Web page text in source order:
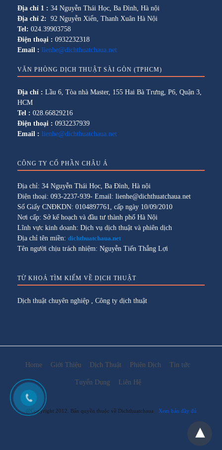
Địa chỉ 1 : 34 Nguyễn Thái Học, Ba Đình, Hà nội
Địa chỉ 2: 92 Nguyễn Xiển, Thanh Xuân Hà Nội
Tel: 024.39903758
Điện thoại : 0932232318
Email : lienhe@dichthuatchaua.net
VĂN PHÒNG DỊCH THUẬT SÀI GÒN (TPHCM)
Địa chỉ : Lầu 6, Tòa nhà Master, 155 Hai Bà Trưng, P6, Quận 3,
HCM
Tel : 028.66829216
Điện thoại : 0932237939
Email : lienhe@dichthuatchaua.net
CÔNG TY CỔ PHẦN CHÂU Á
Địa chỉ: 34 Nguyễn Thái Học, Ba Đình, Hà nội
Điện thoại: 093-2237-939- Email: lienhe@dichthuatchaua.net
Số Giấy CNĐKDN: 0104897761, cấp ngày 10/09/2010
Nơi cấp: Sở kế hoạch và đầu tư thành phố Hà Nội
Lĩnh vực kinh doanh: Dịch vụ dịch thuật và phiên dịch
Địa chỉ tên miền: dichthuatchaua.net
Tên người chịu trách nhiệm: Nguyễn Tiến Thắng Lợi
TỪ KHOÁ TÌM KIẾM VỀ DỊCH THUẬT
Dịch thuật chuyên nghiệp , Công ty dịch thuật
Home Giới Thiệu Dịch Thuật Phiên Dịch Tin tức
Tuyển Dụng Liên Hệ
@Copyright 2012. Bản quyền thuộc về Dichthuatchaua Xem bản đầy đủ